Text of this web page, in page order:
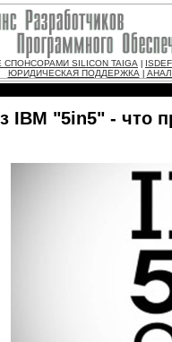
СПОНСОРАМИ SILICON TAIGA ISDEF
ЮРИДИЧЕСКАЯ ПОДДЕРЖКА|
IBM "5in5" - что